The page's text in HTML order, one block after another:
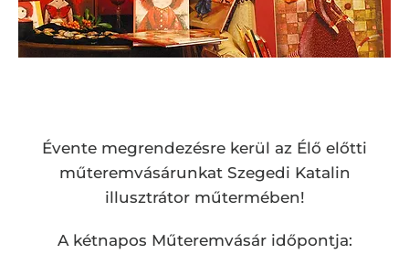
Évente megrendezésre kerül az Élő előtti
műteremvásárunkat Szegedi Katalin
illusztrátor műtermében!
A kétnapos Műteremvásár időpontja: